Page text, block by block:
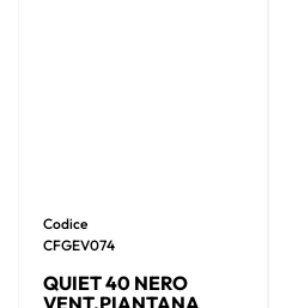
Codice
CFGEV074
QUIET 40 NERO
VENT.PIANTANA